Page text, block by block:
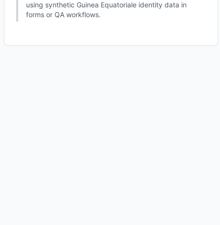
using synthetic Guinea Equatoriale identity data in
forms or QA workflows.